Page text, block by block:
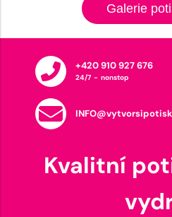
Galerie
+420 910 927 676
24/7 - nonstop
Kvalitní